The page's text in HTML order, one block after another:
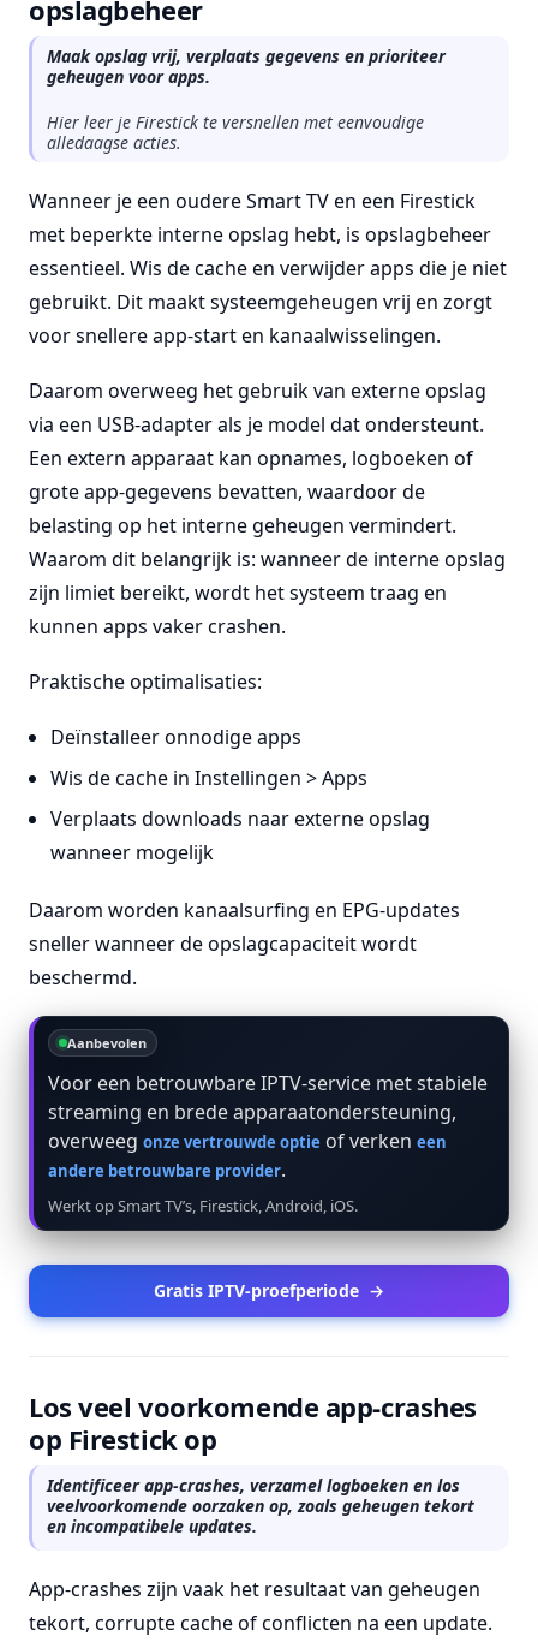
opslagbeheer
Maak opslag vrij, verplaats gegevens en prioriteer
geheugen voor apps.
Hier leer je Firestick te versnellen met eenvoudige
alledaagse acties.
Wanneer je een oudere Smart TV en een Firestick
met beperkte interne opslag hebt, is opslagbeheer
essentieel. Wis de cache en verwijder apps die je niet
gebruikt. Dit maakt systeemgeheugen vrij en zorgt
voor snellere app-start en kanaalwisselingen.
Daarom overweeg het gebruik van externe opslag
via een USB-adapter als je model dat ondersteunt.
Een extern apparaat kan opnames, logboeken of
grote app-gegevens bevatten, waardoor de
belasting op het interne geheugen vermindert.
Waarom dit belangrijk is: wanneer de interne opslag
zijn limiet bereikt, wordt het systeem traag en
kunnen apps vaker crashen.
Praktische optimalisaties:
Deïnstalleer onnodige apps
Wis de cache in Instellingen > Apps
Verplaats downloads naar externe opslag
wanneer mogelijk
Daarom worden kanaalsurfing en EPG-updates
sneller wanneer de opslagcapaciteit wordt
beschermd.
Aanbevolen
Voor een betrouwbare IPTV-service met stabiele
streaming en brede apparaatondersteuning,
overweeg onze vertrouwde optie of verken een
andere betrouwbare provider.
Werkt op Smart TV’s, Firestick, Android, iOS.
Gratis IPTV-proefperiode →
Los veel voorkomende app-crashes
op Firestick op
Identificeer app-crashes, verzamel logboeken en los
veelvoorkomende oorzaken op, zoals geheugen tekort
en incompatibele updates.
App-crashes zijn vaak het resultaat van geheugen
tekort, corrupte cache of conflicten na een update.